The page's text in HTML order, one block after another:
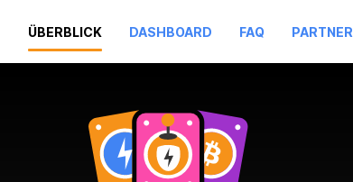
ÜBERBLICK DASHBOARD FAQ PARTNER